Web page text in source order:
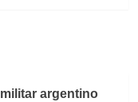
argentino